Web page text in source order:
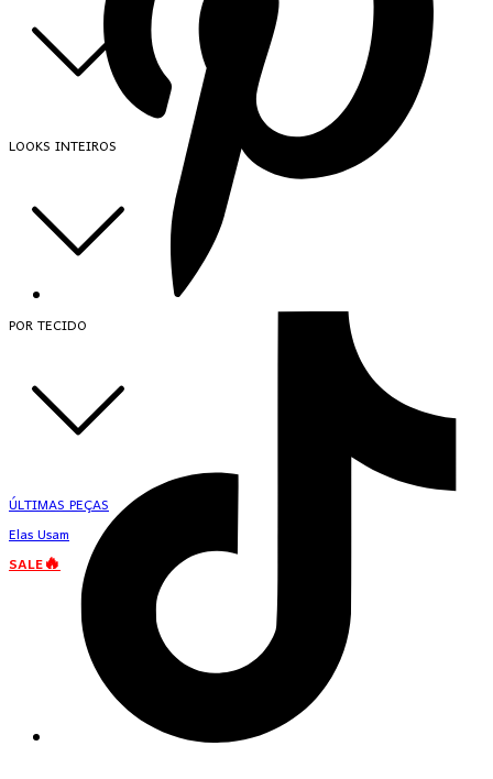
LOOKS INTEIROS
POR TECIDO
ÚLTIMAS PEÇAS
Elas Usam
SALE🔥